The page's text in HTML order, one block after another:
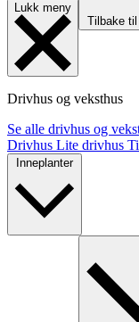
Lukk meny
Tilbake
Drivhus og veksthus
Se alle drivhus og
Drivhus Lite drivhus
Inneplanter